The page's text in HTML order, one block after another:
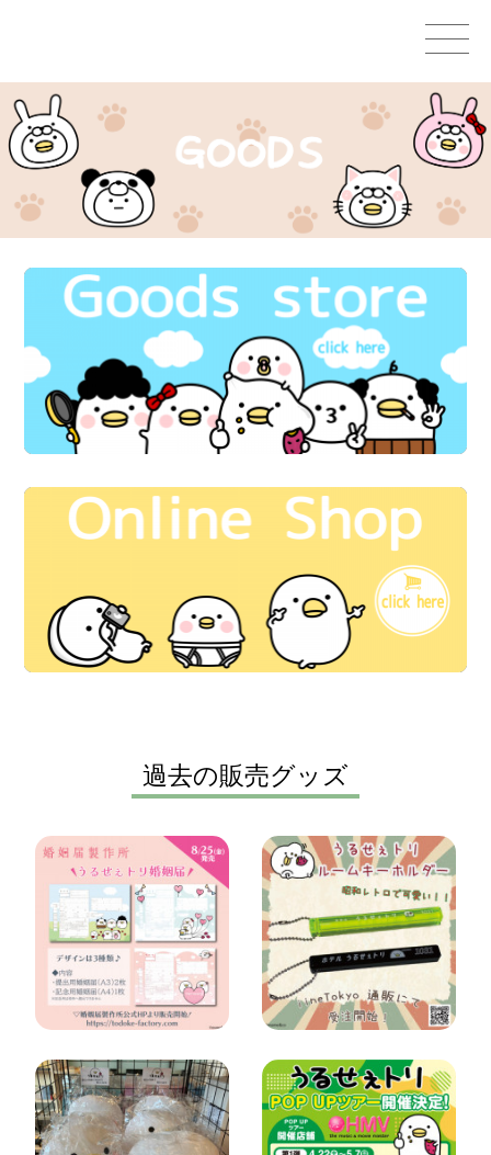
GOODS
STAMPS＆THEMES
CHARACTERS
OTHER
CONTACT
過去の販売グッズ
『うるせぇト
リ婚姻届』販
売開始！！
「うるせぇト
リ POP UP
iineTokyo通販
トリのルーム
キーホルダー
が受注開始
うるせぇトリ
のHMVPOP